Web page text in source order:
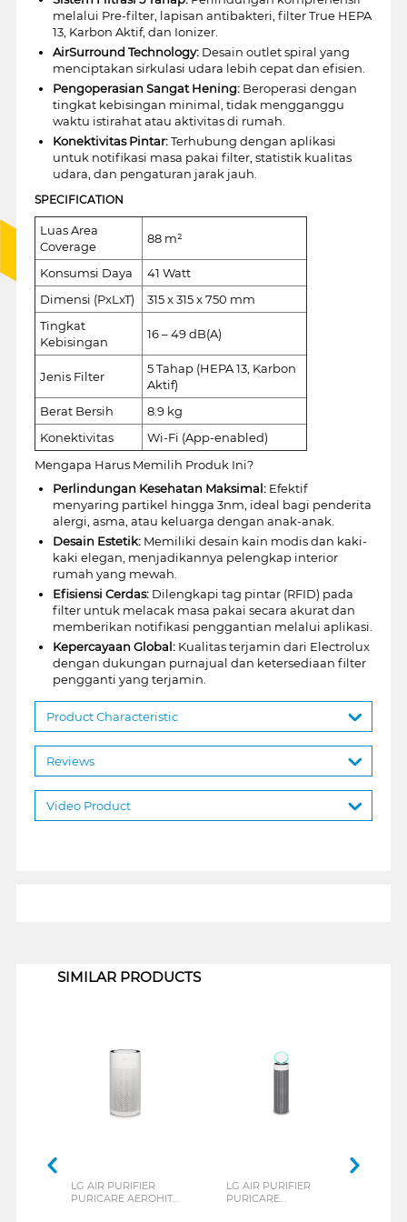
melalui Pre-filter, lapisan antibakteri, filter True HEPA
13, Karbon Aktif, dan Ionizer.
AirSurround Technology:Desain outlet spiral yang
menciptakan sirkulasi udara lebih cepat dan efisien.
Pengoperasian Sangat Hening:Beroperasi dengan
tingkat kebisingan minimal, tidak mengganggu
waktu istirahat atau aktivitas di rumah.
Konektivitas Pintar:Terhubung dengan aplikasi
untuk notifikasi masa pakai filter, statistik kualitas
udara, dan pengaturan jarak jauh.
SPECIFICATION
Luas Area
Coverage
88 m²
Konsumsi Daya
41 Watt
Dimensi (PxLxT)
315 x 315 x 750 mm
Tingkat
Kebisingan
16 – 49 dB(A)
Jenis Filter
5 Tahap (HEPA 13, Karbon
Aktif)
Berat Bersih
8.9 kg
Konektivitas
Wi-Fi (App-enabled)
Mengapa Harus Memilih Produk Ini?
Perlindungan Kesehatan Maksimal:Efektif
menyaring partikel hingga 3nm, ideal bagi penderita
alergi, asma, atau keluarga dengan anak-anak.
Desain Estetik:Memiliki desain kain modis dan kaki-
kaki elegan, menjadikannya pelengkap interior
rumah yang mewah.
Efisiensi Cerdas:Dilengkapi tag pintar (RFID) pada
filter untuk melacak masa pakai secara akurat dan
memberikan notifikasi penggantian melalui aplikasi.
Kepercayaan Global:Kualitas terjamin dari Electrolux
dengan dukungan purnajual dan ketersediaan filter
pengganti yang terjamin.
Product Characteristic
Reviews
Video Product
SIMILAR PRODUCTS
LG AIR PURIFIER
PURICARE AEROHIT
LG AIR PURIFIER
PURICARE